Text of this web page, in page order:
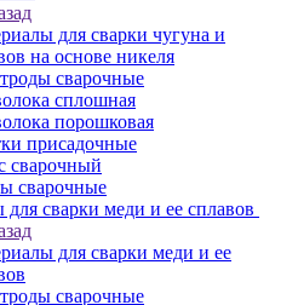
для сварки чугуна и
на основе никеля
сварочные
сплошная
порошковая
присадочные
сварочный
сварочные
сварки меди и ее сплавов
для сварки меди и ее
сварочные